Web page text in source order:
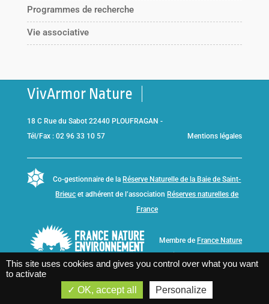
Programmes de recherche
Vie associative
VivArmor Nature
18 C Rue du Sabot 22440 PLOUFRAGAN -
Tél/Fax : 02 96 33 10 57
Mentions légales
Co-gestionnaire de la Réserve Naturelle de la Baie de Saint-
Brieuc et adhérent de l’association Réserves naturelles de
France
Membre de France Nature
This site uses cookies and gives you control over what you want
to activate
OK, accept all
Personalize